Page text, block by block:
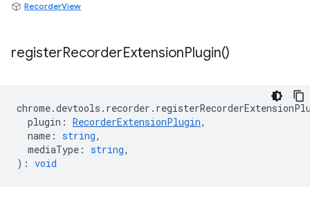
RecorderView
registerRecorderExtensionPlugin()
chrome.devtools . recorder .
plugin : RecorderExtensionPlugin,
name : string,
mediaType : string,
) : void